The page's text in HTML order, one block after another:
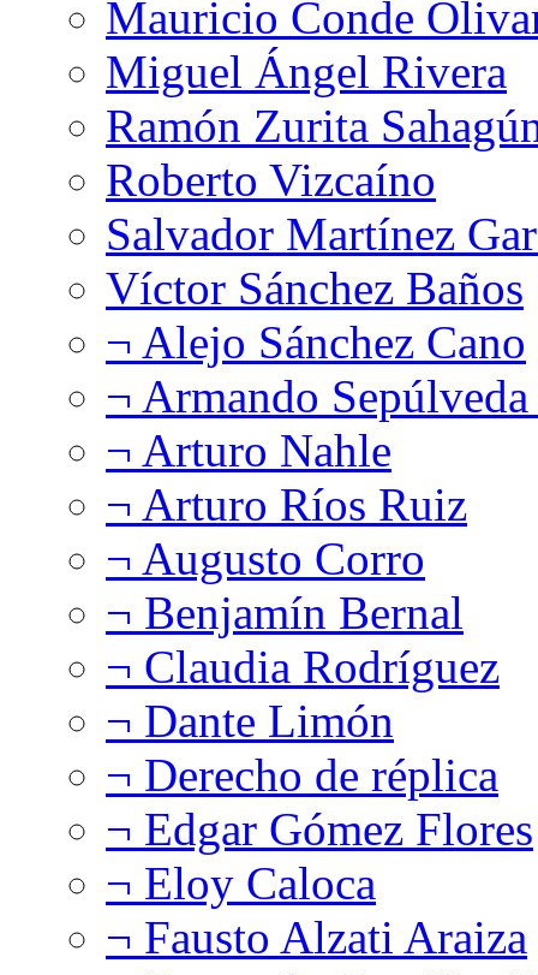
Mauricio Conde
Miguel Ángel Rivera
Ramón Zurita
Roberto Vizcaíno
Salvador Martínez
Víctor Sánchez Baños
¬ Alejo Sánchez Cano
¬ Armando
¬ Arturo Nahle
¬ Arturo Ríos Ruiz
¬ Augusto Corro
¬ Benjamín Bernal
¬ Claudia Rodríguez
¬ Dante Limón
¬ Derecho de réplica
¬ Edgar Gómez Flores
¬ Eloy Caloca
¬ Fausto Alzati Araiza